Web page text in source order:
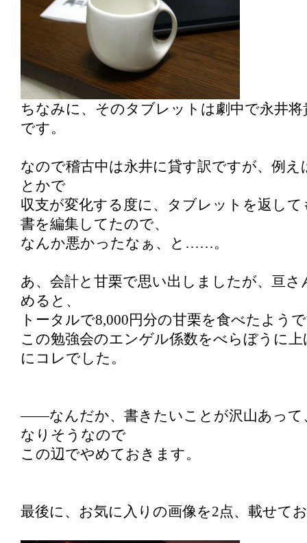
ちなみに、そのタブレットは劇中で永井
です。
なので稽古中は永井に貸す訳ですが、例え
とかで
収支が変化する度に、タブレットを返し
書を編集してたので、
なんか悪かったなぁ、と……。
あ、会計と甘栗で思い出しましたが、亘さ
めると、
トータルで8,000円分の甘栗を食べたよう
この勉強会のエンゲル係数をべらぼうに
にコレでした。
――なんだか、書きたいことが沢山あって
なりそうなので
この辺でやめておきます。
最後に、お気に入りの画像を2点、載せて